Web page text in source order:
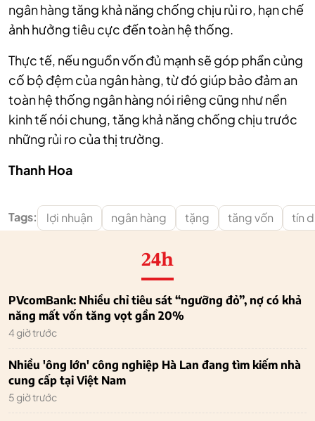
ngân hàng tăng khả năng chống chịu rủi ro, hạn chế
ảnh hưởng tiêu cực đến toàn hệ thống.
Thực tế, nếu nguồn vốn đủ mạnh sẽ góp phần củng
cố bộ đệm của ngân hàng, từ đó giúp bảo đảm an
toàn hệ thống ngân hàng nói riêng cũng như nền
kinh tế nói chung, tăng khả năng chống chịu trước
những rủi ro của thị trường.
Thanh Hoa
Tags: lợi nhuận ngân hàng tặng tăng vốn tín
24h
PVcomBank: Nhiều chỉ tiêu sát “ngưỡng đỏ”, nợ có khả
năng mất vốn tăng vọt gần 20%
4 giờ trước
Nhiều 'ông lớn' công nghiệp Hà Lan đang tìm kiếm nhà
cung cấp tại Việt Nam
5 giờ trước